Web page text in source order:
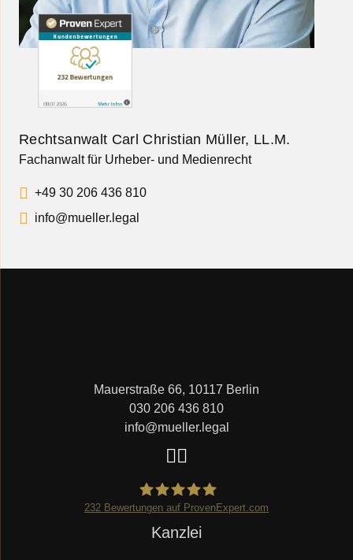
Rechtsanwalt Carl Christian Müller, LL.M.
Fachanwalt für Urheber- und Medienrecht
+49 30 206 436 810
info@mueller.legal
Mauerstraße 66, 10117 Berlin
030 206 436 810
info@mueller.legal
Mueller.legal
232 Bewertungen auf ProvenExpert.com
Kanzlei